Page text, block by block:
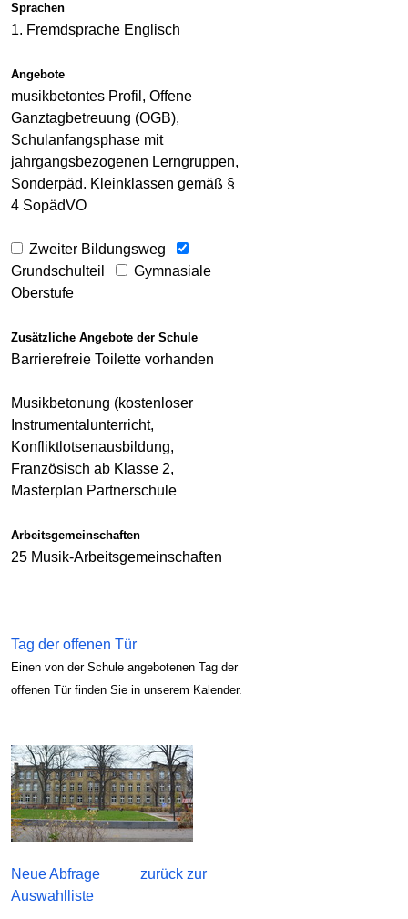
Sprachen
1. Fremdsprache Englisch
Angebote
musikbetontes Profil, Offene
Ganztagbetreuung (OGB),
Schulanfangsphase mit
jahrgangsbezogenen Lerngruppen,
Sonderpäd. Kleinklassen gemäß §
4 SopädVO
Zweiter Bildungsweg
Grundschulteil
Gymnasiale
Oberstufe
Zusätzliche Angebote der Schule
Barrierefreie Toilette vorhanden
Musikbetonung (kostenloser
Instrumentalunterricht,
Konfliktlotsenausbildung,
Französisch ab Klasse 2,
Masterplan Partnerschule
Arbeitsgemeinschaften
25 Musik-Arbeitsgemeinschaften
Tag der offenen Tür
Einen von der Schule angebotenen Tag der
offenen Tür finden Sie in unserem Kalender.
Neue Abfrage
zurück zur
Auswahlliste